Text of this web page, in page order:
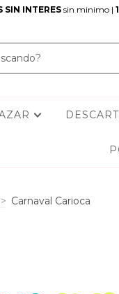
SIN INTERES sin minimo |
> Carnaval Carioca